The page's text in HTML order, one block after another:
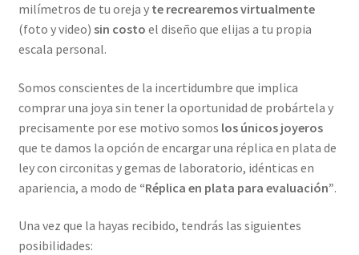
milímetros de tu oreja y te recrearemos virtualmente
(foto y video) sin costo el diseño que elijas a tu propia
escala personal.
Somos conscientes de la incertidumbre que implica
comprar una joya sin tener la oportunidad de probártela y
precisamente por ese motivo somos los únicos joyeros
que te damos la opción de encargar una réplica en plata de
ley con circonitas y gemas de laboratorio, idénticas en
apariencia, a modo de “Réplica en plata para evaluación”.
Una vez que la hayas recibido, tendrás las siguientes
posibilidades: